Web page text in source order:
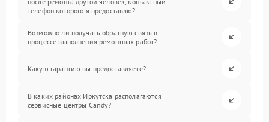
телефон которого я предоставлю?
Возможно ли получать обратную связь в
процессе выполнения ремонтных работ?
Какую гарантию вы предоставляете?
В каких районах Иркутска располагаются
сервисные центры Candy?